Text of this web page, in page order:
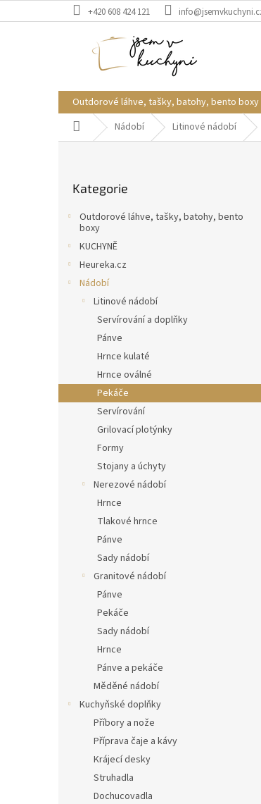
na
+420 608 424 121
Outdorové láhve, tašky, batohy, bento boxy
Domů Nádobí Litinové nádobí
kategorie
Kategorie
Outdorové láhve, tašky, batohy, bento
boxy
KUCHYNĚ
Heureka.cz
Nádobí
Litinové nádobí
Servírování a doplňky
Pánve
Hrnce kulaté
Hrnce oválné
Pekáče
Servírování
Grilovací plotýnky
Formy
Stojany a úchyty
Nerezové nádobí
Hrnce
Tlakové hrnce
Pánve
Sady nádobí
Granitové nádobí
Pánve
Pekáče
Sady nádobí
Hrnce
Pánve a pekáče
Měděné nádobí
Kuchyňské doplňky
Příbory a nože
Příprava čaje a kávy
Krájecí desky
Struhadla
Dochucovadla